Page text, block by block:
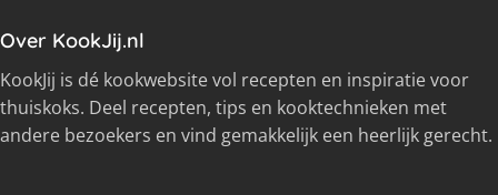
Over KookJij.nl
KookJij is dé kookwebsite vol recepten en inspiratie voor
thuiskoks. Deel recepten, tips en kooktechnieken met
andere bezoekers en vind gemakkelijk een heerlijk gerecht.